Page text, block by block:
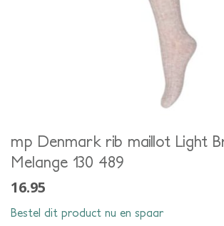
mp Denmark rib maillot Light
Melange 130 489
16.95
Bestel dit product nu en spaar